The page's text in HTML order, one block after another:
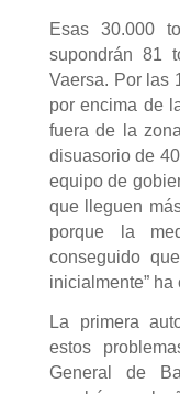
Esas 30.000
supondrán 81
Vaersa. Por las
por encima de
fuera de la
disuasorio de
equipo de
que lleguen
porque la
conseguido
inicialmente”
La primera
estos
General de